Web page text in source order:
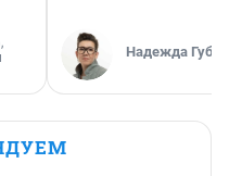
Надежда